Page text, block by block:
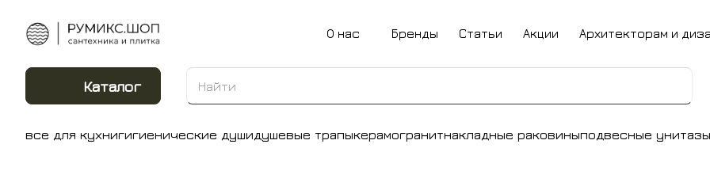
О нас Бренды Статьи Акции Архитекторам и
Каталог
все для кухнигигиенические душидушевые трапыкерамогранитнакладные раковиныподвесные унитазы